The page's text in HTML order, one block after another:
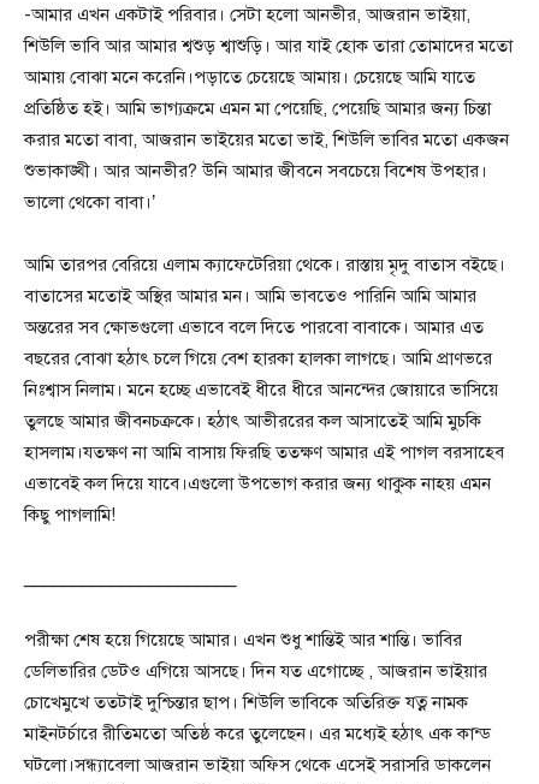
-আমার এখন একটাই পরিবার। সেটা হলো আনভীর, আজরান ভাইয়া,
শিউলি ভাবি আর আমার শ্বশুড় শ্বাশুড়ি। আর যাই হোক তারা তোমাদের মতো
আমায় বোঝা মনে করেনি।পড়াতে চেয়েছে আমায়। চেয়েছে আমি যাতে
প্রতিষ্ঠিত হই। আমি ভাগ্যক্রমে এমন মা পেয়েছি, পেয়েছি আমার জন্য চিন্তা
করার মতো বাবা, আজরান ভাইয়ের মতো ভাই, শিউলি ভাবির মতো একজন
শুভাকাঙ্খী। আর আনভীর? উনি আমার জীবনে সবচেয়ে বিশেষ উপহার।
ভালো থেকো বাবা।’
আমি তারপর বেরিয়ে এলাম ক্যাফেটেরিয়া থেকে। রাস্তায় মৃদু বাতাস বইছে।
বাতাসের মতোই অস্থির আমার মন। আমি ভাবতেও পারিনি আমি আমার
অন্তরের সব ক্ষোভগুলো এভাবে বলে দিতে পারবো বাবাকে। আমার এত
বছরের বোঝা হঠাৎ চলে গিয়ে বেশ হারকা হালকা লাগছে। আমি প্রাণভরে
নিঃশ্বাস নিলাম। মনে হচ্ছে এভাবেই ধীরে ধীরে আনন্দের জোয়ারে ভাসিয়ে
তুলছে আমার জীবনচক্রকে। হঠাৎ আভীররের কল আসাতেই আমি মুচকি
হাসলাম।যতক্ষণ না আমি বাসায় ফিরছি ততক্ষণ আমার এই পাগল বরসাহেব
এভাবেই কল দিয়ে যাবে।এগুলো উপভোগ করার জন্য থাকুক নাহয় এমন
কিছু পাগলামি!
পরীক্ষা শেষ হয়ে গিয়েছে আমার। এখন শুধু শান্তিই আর শান্তি। ভাবির
ডেলিভারির ডেটও এগিয়ে আসছে। দিন যত এগোচ্ছে , আজরান ভাইয়ার
চোখেমুখে ততটাই দুশ্চিন্তার ছাপ। শিউলি ভাবিকে অতিরিক্ত যত্ন নামক
মাইনটর্চারে রীতিমতো অতিষ্ঠ করে তুলেছেন। এর মধ্যেই হঠাৎ এক কান্ড
ঘটলো।সন্ধ্যাবেলা আজরান ভাইয়া অফিস থেকে এসেই সরাসরি ডাকলেন